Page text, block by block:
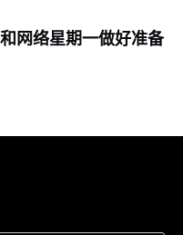
网络星期一做好准备